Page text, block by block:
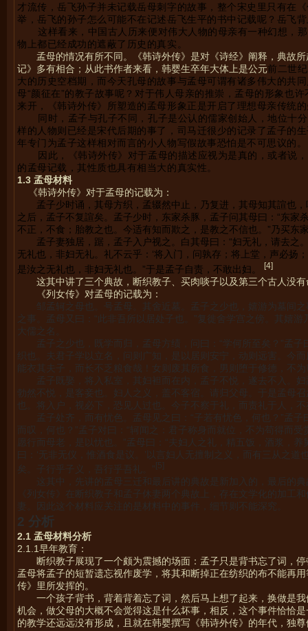
才流传，岳飞孙子并未记载岳母刺字的故事，整个宋史里只有在
举，岳飞的孙子怎么可能不在记述岳飞生平的书中记载呢？岳飞
这样看来，中国古人历来便对伟大人物的母亲有一种幻想，
物上都已经成功的遮蔽了历史的真实。
孟母的情况有所不同。《韩诗外传》是对《诗经》阐释，典故
记》多有相合；从此书作者来看，韩婴生卒年大体上是公元前二世
大的历史空档期，而今天孔母的故事与孟母可谓有诸多伟大的共
母“颜征在”的教子故事呢？对于伟人母亲的推崇，孟母的形象也
来开，《韩诗外传》所塑造的孟母形象正是开启了理想母亲传统
同时，孟子与孔子不同，孔子是公认的儒家创始人，地位十
样的人物则已经是宋代后期的事了，司马迁很少的记录了孟子的
年专门为孟子这样相对而言的小人物写假故事恐怕是不可思议的。
因此，《韩诗外传》对于孟母的描述应视为是真的，或者说
的孟母记载，其性质也具有相当大的真实性。
1.3 孟母材料
《韩诗外传》对于孟母的记载为：
孟子少时诵，其母方织，孟辍然中止，乃复进，其母知其諠也
之后，孟子不复諠矣。孟子少时，东家杀豚，孟子问其母曰：“东家
不正，不食；胎教之也。今适有知而欺之，是教之不信也。”乃买东
孟子妻独居，踞，孟子入户视之。白其母曰：“妇无礼，请去之
无礼也，非妇无礼。礼不云乎：‘将入门，问孰存；将上堂，声必扬
是汝之无礼也，非妇无礼也。”于是孟子自责，不敢出妇。
[4]
这其中讲了三个典故，断织教子、买肉啖子以及第三个古人没
《列女传》对孟母的记载为：
邹孟轲之母也。号孟母。其舍近墓。孟子之少也，嬉游为墓间
之事。孟母又曰：“此非吾所以居处子也。”复徙舍学宫之傍。其嬉
大儒之名。
孟子之少也，既学而归，孟母方绩，问曰：“学何所至矣？”孟
织也。夫君子学以立名，问则广知，是以居则安宁，动则远害。今
能衣其夫子，而长不乏粮食哉！女则废其所食，男则堕于修德，不
孟子既娶，将入私室，其妇袒而在内，孟子不悦，遂去不入。
勃然不悦，是客妾也。妇人之义，盖不客宿。请归父母。于是孟母
也。将入户，视必下，恐见人过也。今子不察于礼，而责礼于人，
孟子处齐，而有忧色。孟母见之曰：“子若有忧色，何也？”孟
而叹，何也？”孟子对曰：“轲闻之：君子称身而就位，不为苟得而
愿行而母老，是以忧也。”孟母曰：“夫妇人之礼，精五饭，酒浆，
曰：‘无非无仪，惟酒食是议。’以言妇人无擅制之义，而有三从之
矣。子行乎子义，吾行乎吾礼。” [5]
这其中，先讲的孟母三迁和最后讲的典故是新加入的，最后的
《列女传》在断织教子和孟子休妻两个典故上，存在文学化的加工
妻。因此这个材料应关注的是材料中的事件，细节则不能深究。
2 分析
2.1 孟母材料分析
2.1.1早年教育：
断织教子展现了一个颇为震撼的场面：孟子只是背书忘了词，
孟母将孟子的短暂遗忘视作废学，将其和断掉正在纺织的布不能再
传》里所发挥的。
一个孩子背书，背着背着忘了词，然后马上想了起来，换做是
机会，做父母的大概不会觉得这是什么坏事，相反，这个事件恰恰
的教学还远远没有形成，且就在韩婴撰写《韩诗外传》的年代，独